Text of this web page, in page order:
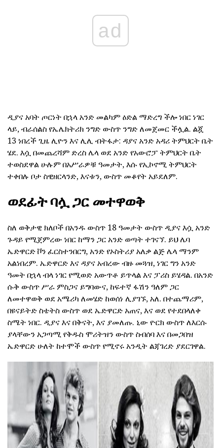
ad
ዲያና አባት ጦርነት በኋላ አንድ መልካም ዕድል ማድረግ ችሎ ነበር ነገር
ላይ, ብራሰልስ የኤሌክትሪክ ንግድ ውስጥ ንግድ ለመጀመር ችሏል. ልጇ
13 ነበረች ጊዜ ሊዮን እና ሊሊ ብትፋታ: ዳያና አንድ አዳሪ ትምህርት ቤት
ሄደ. እሷ በመጨረሻም ድረስ ሌላ ወደ አንድ የአውሮፓ ትምህርት ቤት
ተወስደዋል ሁሉም በአሥራዎቹ ዓመታት, እሱ የኢኮኖሚ ትምህርት
ተቀበሉ ቦታ ስዊዘርላንድ, እናቱን, ውስጥ መቆየት አይደለም.
ወደፊት ባሏ ጋር መተዋወቅ
ስለ ወቅታዊ ክለቦች በአንዱ ውስጥ 18 ዓመታት ውስጥ ዲያና እሷ አንድ
ጉዳይ የሚጀምረው ነበር ከማን ጋር አንድ ወጣት ተገናኘ. ይህ ሌባ
ኤድዋርድ ቮን ፈርስተንበርግ, አንድ የኦስትሪያ አለቃ ልጅ ሌላ ማንም
አልነበረም. ኤድዋርድ እና ዳያና አብረው ብዙ መጓዝ, ነገር ግን አንድ
ዓመት በኋላ ብላ ነገር የሚወድ አውጥቶ ይጥላል እና ፓሪስ ይሄዳል. በአንድ
ሱቅ ውስጥ ሥራ ምስጋና ይግባውና, ከፍተኛ ፋሽን ዓለም ጋር
ለመተዋወቅ ወደ አሜሪካ ለመሄድ ከወሰነ ሊያገኙ, አለ. በተጨማሪም,
በዩናይትድ ስቴትስ ውስጥ ወደ ኤድዋርድ አጠና, እና ወደ የተደበላለቀ
ስሜት ነበር. ዲያና እና በቅናት, እና ያመለጡ. ኒው ዮርክ ውስጥ ለእርሱ
ያላቸውን አጋጣሚ የቅዱስ ሞሪትዝን ውስጥ ስብሰባ እና በመጋበዝ
ኤድዋርድ ሁለት ከተሞች ውስጥ የሚኖሩ አንዲት ልጃገረድ ያደርገዋል.